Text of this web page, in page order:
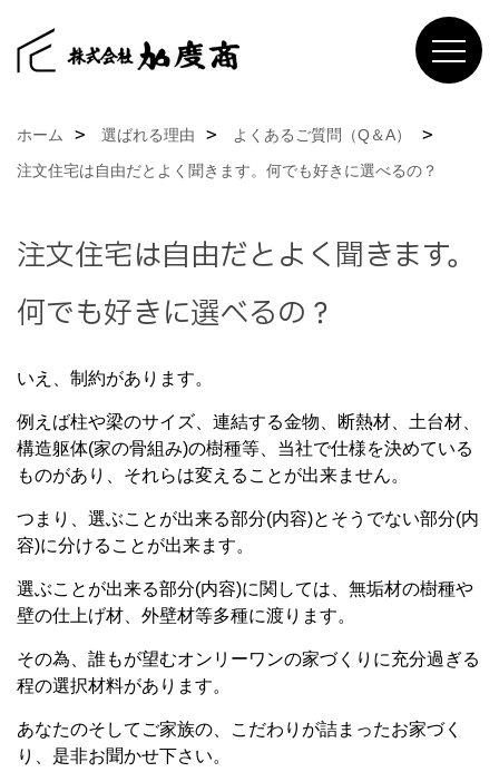
ホーム 選ばれる理由
よくあるご質問（Q＆A）
注文住宅は自由だとよく聞きます。何でも好きに選べるの？
注文住宅は自由だとよく聞きます。
何でも好きに選べるの？
いえ、制約があります。
例えば柱や梁のサイズ、連結する金物、断熱材、土台材、
構造躯体(家の骨組み)の樹種等、当社で仕様を決めている
ものがあり、それらは変えることが出来ません。
つまり、選ぶことが出来る部分(内容)とそうでない部分(内
容)に分けることが出来ます。
選ぶことが出来る部分(内容)に関しては、無垢材の樹種や
壁の仕上げ材、外壁材等多種に渡ります。
その為、誰もが望むオンリーワンの家づくりに充分過ぎる
程の選択材料があります。
あなたのそしてご家族の、こだわりが詰まったお家づく
り、是非お聞かせ下さい。